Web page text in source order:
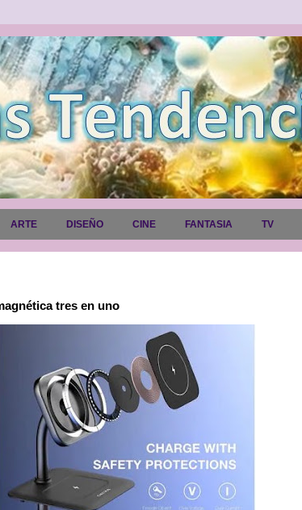
ARTE DISEÑO CINE FANTASIA TV
tres en uno